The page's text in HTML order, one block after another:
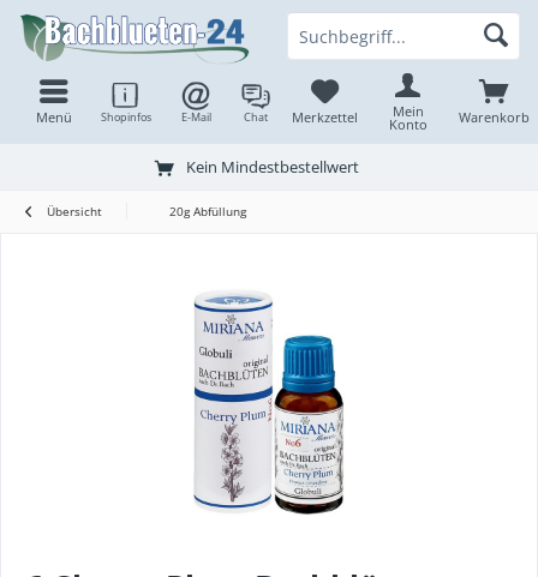
Kein Mindestbestellwert
Warenkorb
Shopinfos E-Mail Chat Merkzettel Mein
Konto
Menü
Übersicht 20g Abfüllung